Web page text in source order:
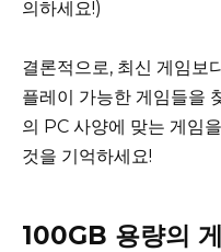
의하세요!)
결론적으로, 최신 게임보
플레이 가능한 게임들을
의 PC 사양에 맞는 게임
것을 기억하세요!
100GB 용량의